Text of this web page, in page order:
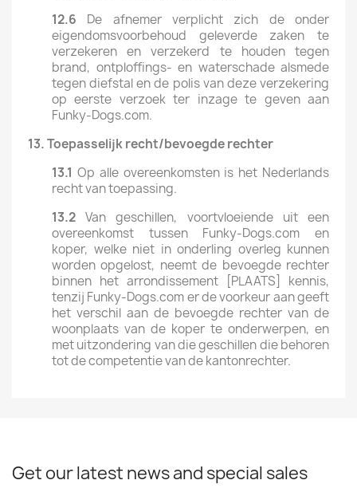
12.6 De afnemer verplicht zich de onder
eigendomsvoorbehoud geleverde zaken te
verzekeren en verzekerd te houden tegen
brand, ontploffings- en waterschade alsmede
tegen diefstal en de polis van deze verzekering
op eerste verzoek ter inzage te geven aan
Funky-Dogs.com.
13.Toepasselijkrecht/bevoegderechter
13.1 Op alle overeenkomsten is het Nederlands
recht van toepassing.
13.2 Van geschillen, voortvloeiende uit een
overeenkomst tussen Funky-Dogs.com en
koper, welke niet in onderling overleg kunnen
worden opgelost, neemt de bevoegde rechter
binnen het arrondissement [PLAATS] kennis,
tenzij Funky-Dogs.com er de voorkeur aan geeft
het verschil aan de bevoegde rechter van de
woonplaats van de koper te onderwerpen, en
met uitzondering van die geschillen die behoren
tot de competentie van de kantonrechter.
Get our latest news and special sales